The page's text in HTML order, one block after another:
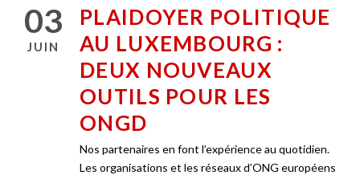
03
JUIN
PLAIDOYER POLITIQUE
AU LUXEMBOURG :
DEUX NOUVEAUX
OUTILS POUR LES
ONGD
Nos partenaires en font l’expérience au quotidien.
Les organisations et les réseaux d’ONG européens